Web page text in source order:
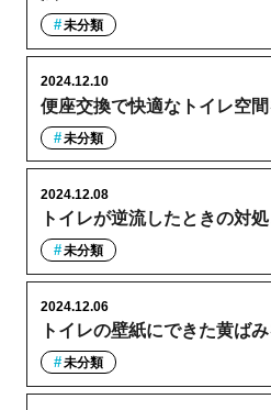
未分類
便座交換で快適なトイレ空
2024.12.10
未分類
トイレが逆流したときの対
2024.12.08
未分類
トイレの壁紙にできた黄ば
2024.12.06
未分類